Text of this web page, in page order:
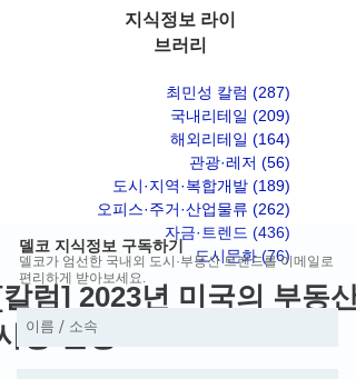
지식정보 라이
브러리
최민성 칼럼 (287)
국내리테일 (209)
해외리테일 (164)
관광·레저 (56)
도시·지역·복합개발 (189)
오피스·주거·산업물류 (262)
자금·트렌드 (436)
도시문화 (76)게시물 76
럼] 2023년 미국의 부동산
장 전망
델코 지식정보 구독하기
델코가 엄선한 국내외 도시·부동산 트렌드를 이메일로
편리하게 받아보세요.